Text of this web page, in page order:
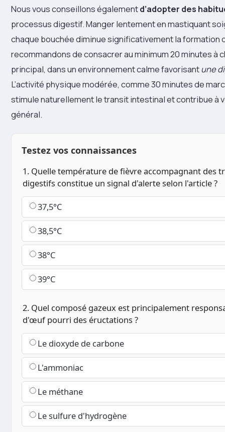
Nous vous conseillons égalementd’adopter des
processus digestif. Manger lentement en mastiquant
chaque bouchée diminue significativement la formation
recommandons de consacrer au minimum 20 minutes à
principal, dans un environnement calme favorisantune
L’activité physique modérée, comme 30 minutes de
stimule naturellement le transit intestinal et contribue à
général.
Testez vos connaissances
1. Quelle température de fièvre accompagnant des
digestifs constitue un signal d'alerte selon l'article ?
37,5°C
38,5°C
38°C
39°C
2. Quel composé gazeux est principalement
d'œuf pourri des éructations ?
Le dioxyde de carbone
L'ammoniac
Le méthane
Le sulfure d'hydrogène